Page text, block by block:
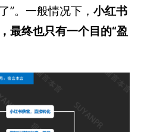
”。一般情况下，小红书
最终也只有一个目的“盈